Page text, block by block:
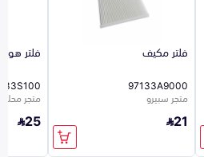
فلتر مكيف
97133A9000
متجر سبيرو
21
فلتر
متجر محلي
25